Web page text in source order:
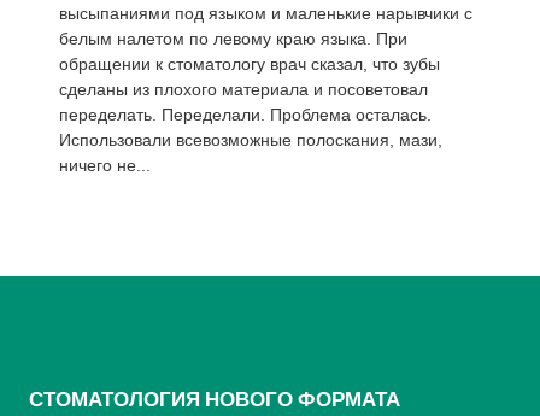
высыпаниями под языком и маленькие нарывчики с
белым налетом по левому краю языка. При
обращении к стоматологу врач сказал, что зубы
сделаны из плохого материала и посоветовал
переделать. Переделали. Проблема осталась.
Использовали всевозможные полоскания, мази,
ничего не...
СТОМАТОЛОГИЯ НОВОГО ФОРМАТА